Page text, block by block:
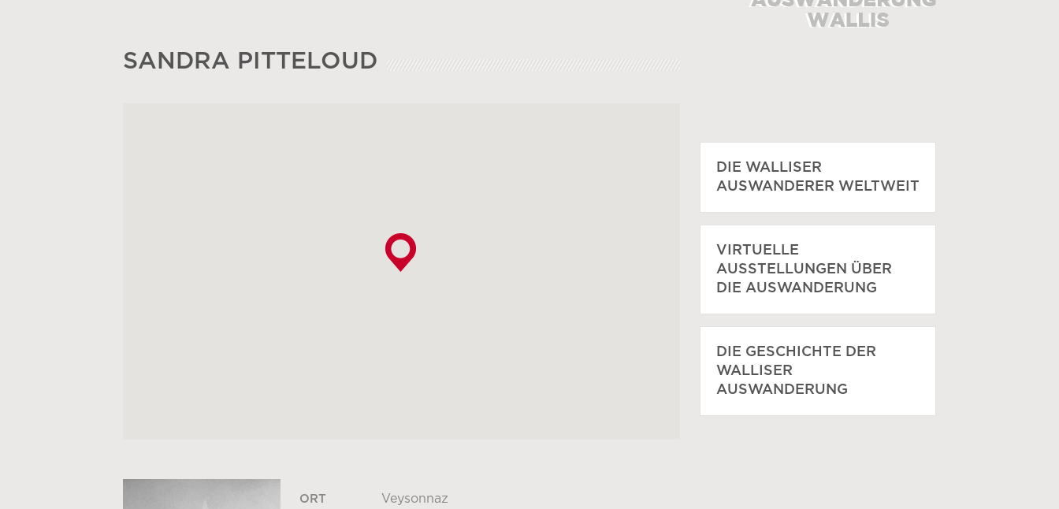
SANDRA PITTELOUD
ORT Veysonnaz
DIE WALLISER
AUSWANDERER WELTWEIT
VIRTUELLE
AUSSTELLUNGEN ÜBER
DIE AUSWANDERUNG
DIE GESCHICHTE DER
WALLISER
AUSWANDERUNG